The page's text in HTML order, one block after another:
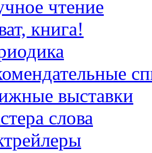
чтение
книга!
выставки
слова